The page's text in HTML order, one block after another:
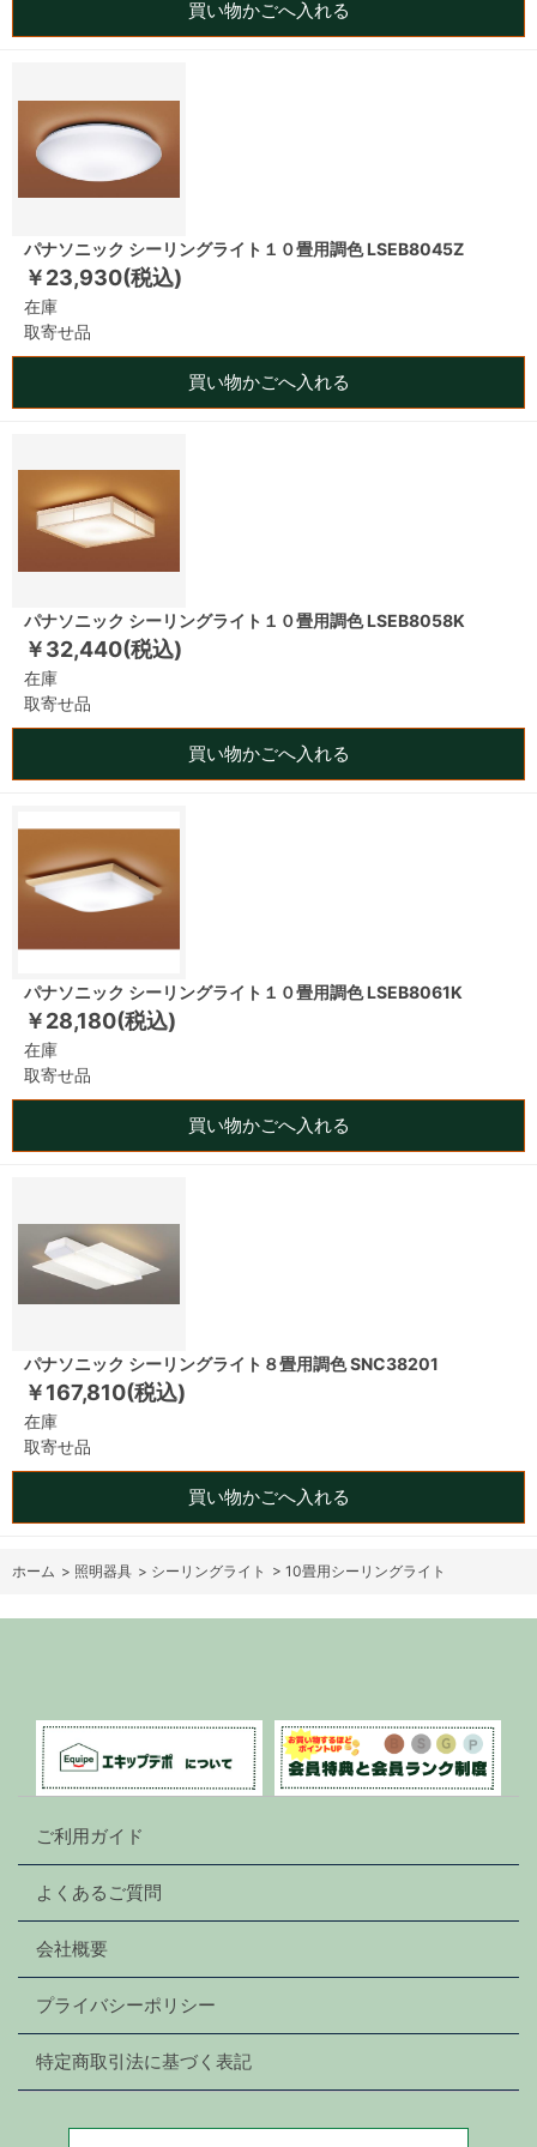
買い物かごへ入れる
パナソニック シーリングライト１０畳用調色 LSEB8045Z
￥23,930(税込)
在庫
取寄せ品
買い物かごへ入れる
パナソニック シーリングライト１０畳用調色 LSEB8058K
￥32,440(税込)
在庫
取寄せ品
買い物かごへ入れる
パナソニック シーリングライト１０畳用調色 LSEB8061K
￥28,180(税込)
在庫
取寄せ品
買い物かごへ入れる
パナソニック シーリングライト８畳用調色 SNC38201
￥167,810(税込)
在庫
取寄せ品
買い物かごへ入れる
ホーム > 照明器具 > シーリングライト > 10畳用シーリングライト
ご利用ガイド
よくあるご質問
会社概要
プライバシーポリシー
特定商取引法に基づく表記